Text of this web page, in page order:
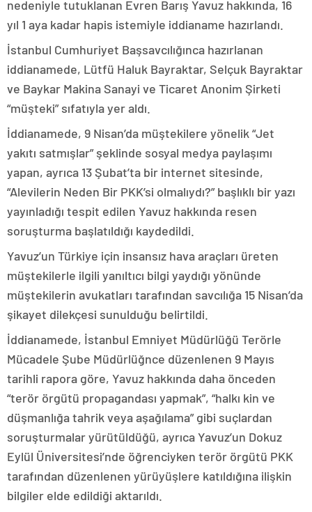
nedeniyle tutuklanan Evren Barış Yavuz hakkında, 16
yıl 1 aya kadar hapis istemiyle iddianame hazırlandı.
İstanbul Cumhuriyet Başsavcılığınca hazırlanan
iddianamede, Lütfü Haluk Bayraktar, Selçuk Bayraktar
ve Baykar Makina Sanayi ve Ticaret Anonim Şirketi
“müşteki” sıfatıyla yer aldı.
İddianamede, 9 Nisan’da müştekilere yönelik “Jet
yakıtı satmışlar” şeklinde sosyal medya paylaşımı
yapan, ayrıca 13 Şubat’ta bir internet sitesinde,
“Alevilerin Neden Bir PKK’si olmalıydı?” başlıklı bir yazı
yayınladığı tespit edilen Yavuz hakkında resen
soruşturma başlatıldığı kaydedildi.
Yavuz’un Türkiye için insansız hava araçları üreten
müştekilerle ilgili yanıltıcı bilgi yaydığı yönünde
müştekilerin avukatları tarafından savcılığa 15 Nisan’da
şikayet dilekçesi sunulduğu belirtildi.
İddianamede, İstanbul Emniyet Müdürlüğü Terörle
Mücadele Şube Müdürlüğnce düzenlenen 9 Mayıs
tarihli rapora göre, Yavuz hakkında daha önceden
“terör örgütü propagandası yapmak”, “halkı kin ve
düşmanlığa tahrik veya aşağılama” gibi suçlardan
soruşturmalar yürütüldüğü, ayrıca Yavuz’un Dokuz
Eylül Üniversitesi’nde öğrenciyken terör örgütü PKK
tarafından düzenlenen yürüyüşlere katıldığına ilişkin
bilgiler elde edildiği aktarıldı.